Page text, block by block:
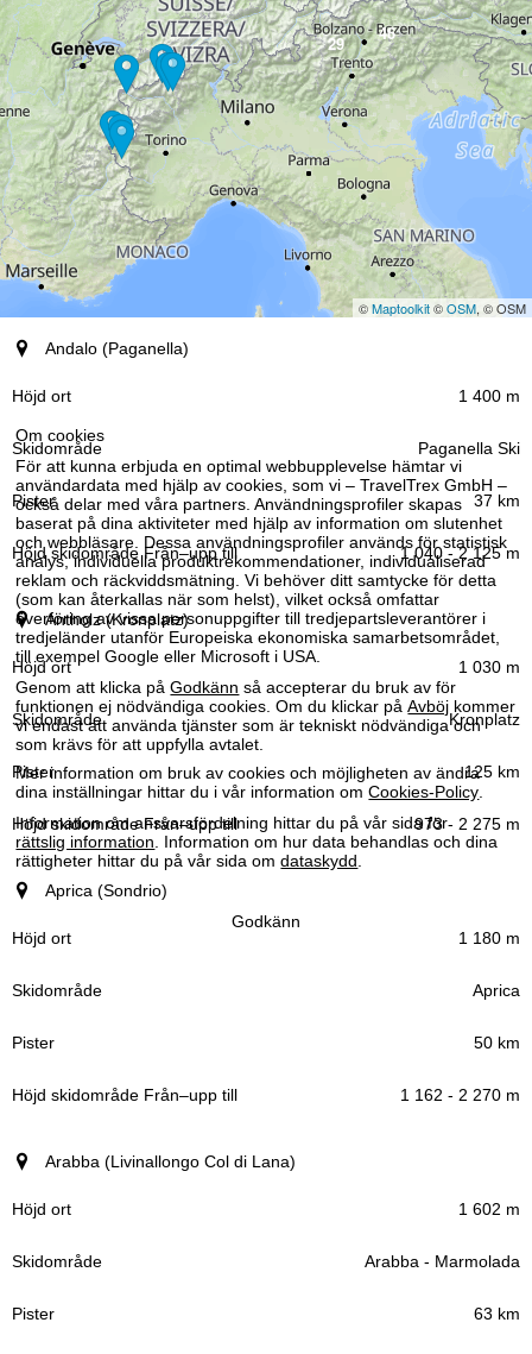
Om cookies
För att kunna erbjuda en optimal webbupplevelse hämtar vi
användardata med hjälp av cookies, som vi – TravelTrex GmbH –
också delar med våra partners. Användningsprofiler skapas
baserat på dina aktiviteter med hjälp av information om slutenhet
och webbläsare. Dessa användningsprofiler används för statistisk
analys, individuella produktrekommendationer, individualiserad
reklam och räckviddsmätning. Vi behöver ditt samtycke för detta
(som kan återkallas när som helst), vilket också omfattar
överföring av vissa personuppgifter till tredjepartsleverantörer i
tredjeländer utanför Europeiska ekonomiska samarbetsområdet,
till exempel Google eller Microsoft i USA.
Genom att klicka påGodkänn så accepterar du bruk av för
funktionen ej nödvändiga cookies. Om du klickar påAvböj kommer
vi endast att använda tjänster som är tekniskt nödvändiga och
som krävs för att uppfylla avtalet.
Mer information om bruk av cookies och möjligheten av ändra
dina inställningar hittar du i vår information omCookies-Policy
Information om ansvarsfördelning hittar du på vår sida för
rättslig information . Information om hur data behandlas och dina
rättigheter hittar du på vår sida omdataskydd
Godkänn
46
29
©Maptoolkit©OSM, © OSM
Ort (region)
Höjd ort
Skidområde
Pister
Höjd skidområde
Från–upp till
Andalo (Paganella)
1 400 m
Paganella Ski
37 km
1 040 - 2 125 m
Antholz (Kronplatz)
1 030 m
Kronplatz
125 km
973 - 2 275 m
Aprica (Sondrio)
1 180 m
Aprica
50 km
1 162 - 2 270 m
Arabba (Livinallongo Col di Lana)
1 602 m
Arabba - Marmolada
63 km